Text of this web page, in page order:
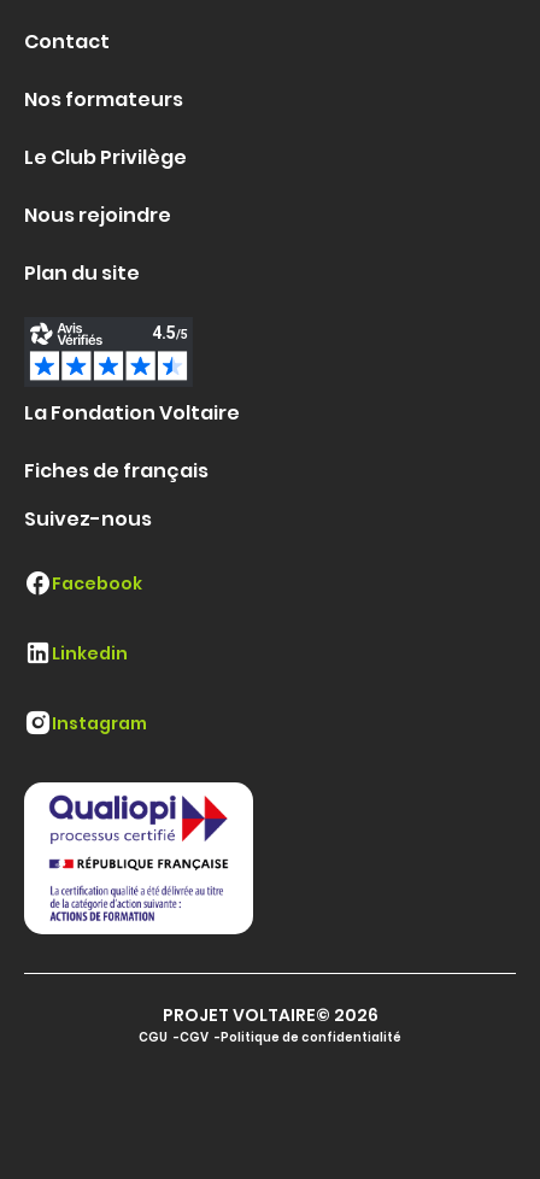
Contact
Nos formateurs
Le Club Privilège
Nous rejoindre
Plan du site
La Fondation Voltaire
Fiches de français
Suivez-nous
Facebook
Linkedin
Instagram
PROJET VOLTAIRE© 2026
CGU CGV Politique de confidentialité